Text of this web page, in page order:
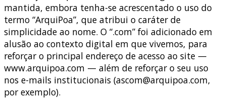
mantida, embora tenha-se acrescentado o uso do
termo “ArquiPoa”, que atribui o caráter de
simplicidade ao nome. O “.com” foi adicionado em
alusão ao contexto digital em que vivemos, para
reforçar o principal endereço de acesso ao site —
www.arquipoa.com — além de reforçar o seu uso
nos e-mails institucionais (ascom@arquipoa.com,
por exemplo).